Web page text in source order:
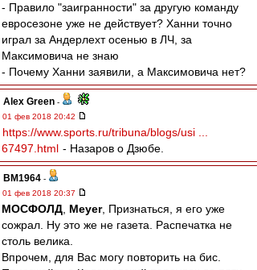
- Правило "заигранности" за другую команду
евросезоне уже не действует? Ханни точно
играл за Андерлехт осенью в ЛЧ, за
Максимовича не знаю
- Почему Ханни заявили, а Максимовича нет?
Alex Green -
01 фев 2018 20:42
https://www.sports.ru/tribuna/blogs/usi ...
67497.html - Назаров о Дзюбе.
BM1964 -
01 фев 2018 20:37
МОСФОЛД Meyer, Признаться, я его уже
сожрал. Ну это же не газета. Распечатка не
столь велика.
Впрочем, для Вас могу повторить на бис.